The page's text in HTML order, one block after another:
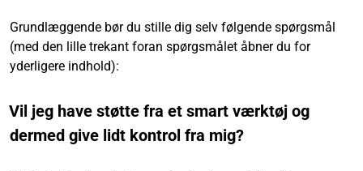
Grundlæggende bør du stille dig selv følgende spørgsmål
(med den lille trekant foran spørgsmålet åbner du for
yderligere indhold):
Vil jeg have støtte fra et smart værktøj og
dermed give lidt kontrol fra mig?